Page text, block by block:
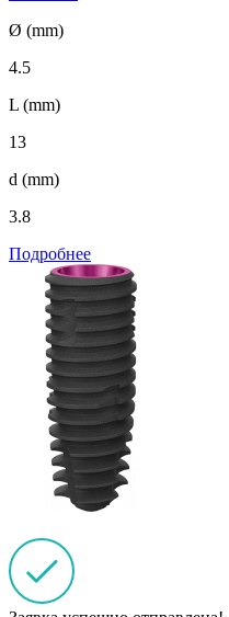
Ø (mm)
4.5
L (mm)
13
d (mm)
3.8
Подробнее